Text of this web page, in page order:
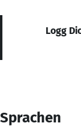
Logg
Sprachen